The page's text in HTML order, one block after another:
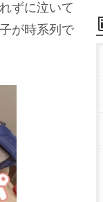
ずに泣いて
が時系列で